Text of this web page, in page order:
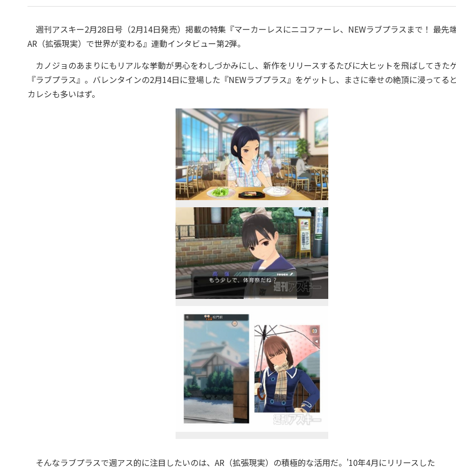
週刊アスキー2月28日号（2月14日発売）掲載の特集『マーカーレスにニコファーレ、NEWラブプラスまで！ 最先
AR（拡張現実）で世界が変わる』連動インタビュー第2弾。
カノジョのあまりにもリアルな挙動が男心をわしづかみにし、新作をリリースするたびに大ヒットを飛ばしてきた
『ラブプラス』。バレンタインの2月14日に登場した『NEWラブプラス』をゲットし、まさに幸せの絶頂に浸ってる
カレシも多いはず。
そんなラブプラスで週アス的に注目したいのは、AR（拡張現実）の積極的な活用だ。'10年4月にリリースした